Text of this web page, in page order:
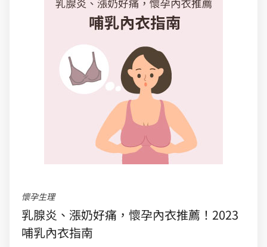
懷孕生理
乳腺炎、漲奶好痛，懷孕內衣推薦！2023
哺乳內衣指南